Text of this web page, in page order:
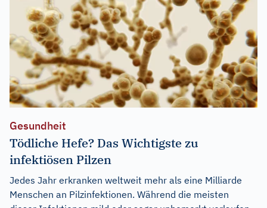
Gesundheit
Tödliche Hefe? Das Wichtigste zu
infektiösen Pilzen
Jedes Jahr erkranken weltweit mehr als eine Milliarde
Menschen an Pilzinfektionen. Während die meisten